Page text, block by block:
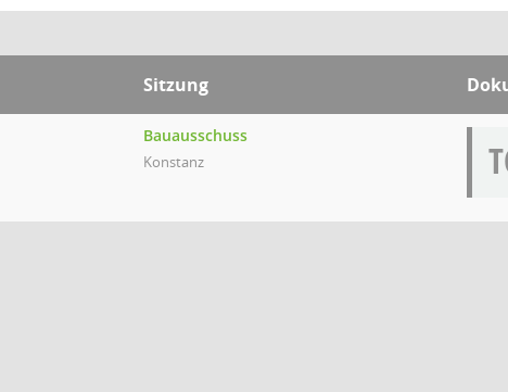
Sitzung
Bauausschuss
Konstanz